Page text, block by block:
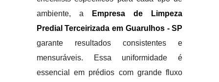
ambiente, a
Empresa de Limpeza
Predial Terceirizada em Guarulhos - SP
garante resultados consistentes e
mensuráveis. Essa uniformidade é
essencial em prédios com grande fluxo